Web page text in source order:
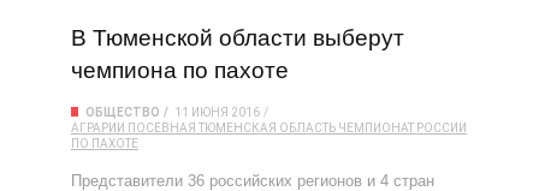
В Тюменской области выберут
чемпиона по пахоте
ОБЩЕСТВО
11 ИЮНЯ 2016
АГРАРИИ ПОСЕВНАЯ ТЮМЕНСКАЯ ОБЛАСТЬ ЧЕМПИОНАТ РОССИИ
ПО ПАХОТЕ
Представители 36 российских регионов и 4 стран